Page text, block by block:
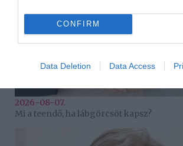
CONFIRM
Data Deletion Data Access
2026-08-07.
Mi a teendő, ha lábgörcsöt kapsz?